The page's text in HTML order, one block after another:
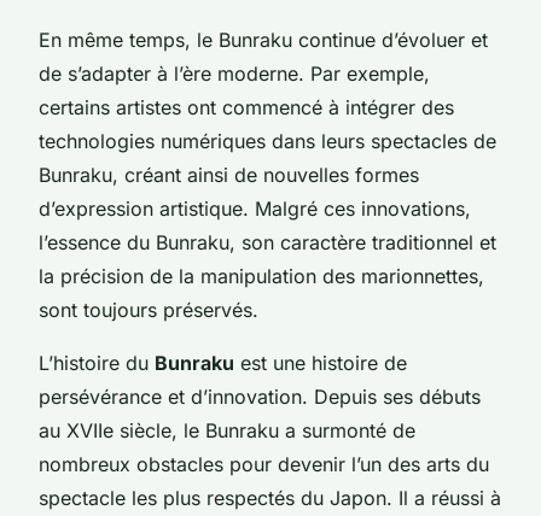
En même temps, le Bunraku continue d’évoluer et
de s’adapter à l’ère moderne. Par exemple,
certains artistes ont commencé à intégrer des
technologies numériques dans leurs spectacles de
Bunraku, créant ainsi de nouvelles formes
d’expression artistique. Malgré ces innovations,
l’essence du Bunraku, son caractère traditionnel et
la précision de la manipulation des marionnettes,
sont toujours préservés.
L’histoire du Bunraku est une histoire de
persévérance et d’innovation. Depuis ses débuts
au XVIIe siècle, le Bunraku a surmonté de
nombreux obstacles pour devenir l’un des arts du
spectacle les plus respectés du Japon. Il a réussi à